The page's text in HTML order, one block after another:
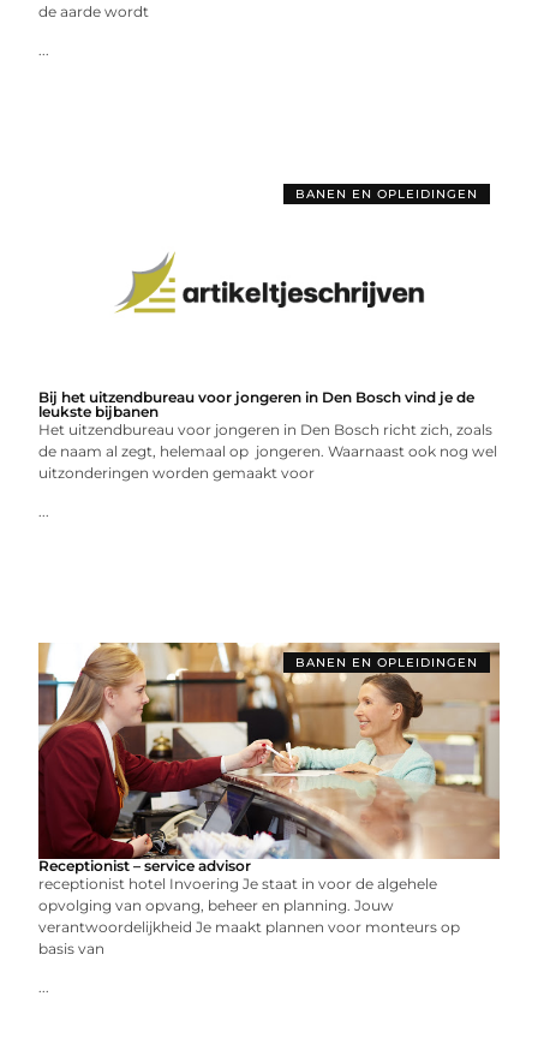
de aarde wordt
...
BANEN EN OPLEIDINGEN
Bij het uitzendbureau voor jongeren in Den Bosch vind je de
leukste bijbanen
Het uitzendbureau voor jongeren in Den Bosch richt zich, zoals
de naam al zegt, helemaal op jongeren. Waarnaast ook nog wel
uitzonderingen worden gemaakt voor
...
BANEN EN OPLEIDINGEN
Receptionist – service advisor
receptionist hotel Invoering Je staat in voor de algehele
opvolging van opvang, beheer en planning. Jouw
verantwoordelijkheid Je maakt plannen voor monteurs op
basis van
...